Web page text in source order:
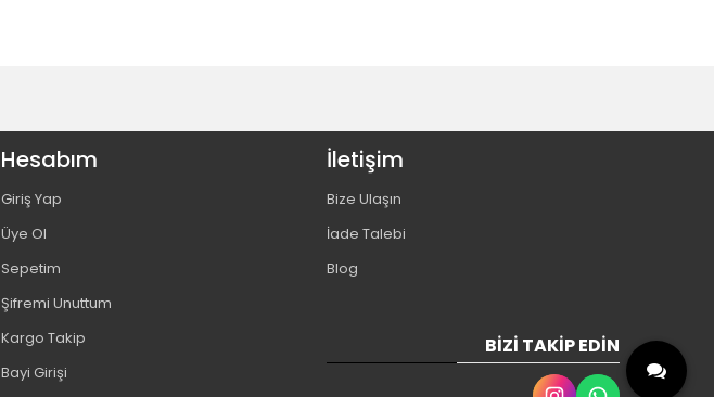
Hesabım
Giriş Yap
Üye Ol
Sepetim
Şifremi Unuttum
Kargo Takip
Bayi Girişi
İletişim
Bize Ulaşın
İade Talebi
Blog
BIZI TAKIP EDIN